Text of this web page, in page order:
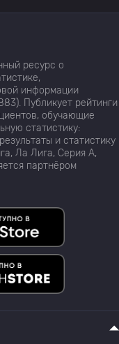
ресурс о
информации
Публикует рейтинги
обучающие
статистику:
и статистику
Ла Лига, Серия А,
партнёром